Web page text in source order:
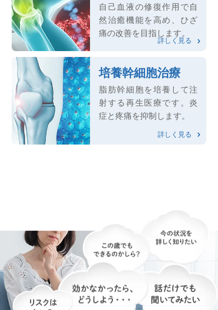
自己血液の修復作用で自
然治癒機能を高め、ひざ
痛の改善を目指します。
詳しく見る
培養幹細胞治療
脂肪幹細胞を培養して注
射する再生医療です。炎
症と疼痛を抑制します。
詳しく見る